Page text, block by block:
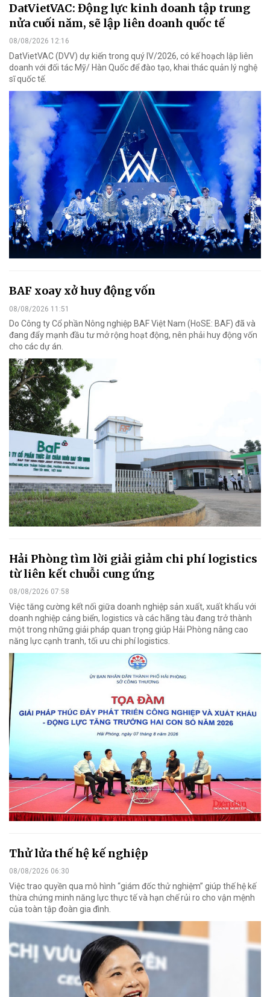
DatVietVAC: Động lực kinh doanh tập trung
nửa cuối năm, sẽ lập liên doanh quốc tế
08/08/2026 12:16
DatVietVAC (DVV) dự kiến trong quý IV/2026, có kế hoạch lập liên
doanh với đối tác Mỹ/ Hàn Quốc để đào tạo, khai thác quản lý nghệ
sĩ quốc tế.
BAF xoay xở huy động vốn
08/08/2026 11:51
Do Công ty Cổ phần Nông nghiệp BAF Việt Nam (HoSE: BAF) đã và
đang đẩy mạnh đầu tư mở rộng hoạt động, nên phải huy động vốn
cho các dự án.
Hải Phòng tìm lời giải giảm chi phí logistics
từ liên kết chuỗi cung ứng
08/08/2026 07:58
Việc tăng cường kết nối giữa doanh nghiệp sản xuất, xuất khẩu với
doanh nghiệp cảng biển, logistics và các hãng tàu đang trở thành
một trong những giải pháp quan trọng giúp Hải Phòng nâng cao
năng lực cạnh tranh, tối ưu chi phí logistics.
Thử lửa thế hệ kế nghiệp
08/08/2026 06:30
Việc trao quyền qua mô hình “giám đốc thử nghiệm” giúp thế hệ kế
thừa chứng minh năng lực thực tế và hạn chế rủi ro cho vận mệnh
của toàn tập đoàn gia đình.